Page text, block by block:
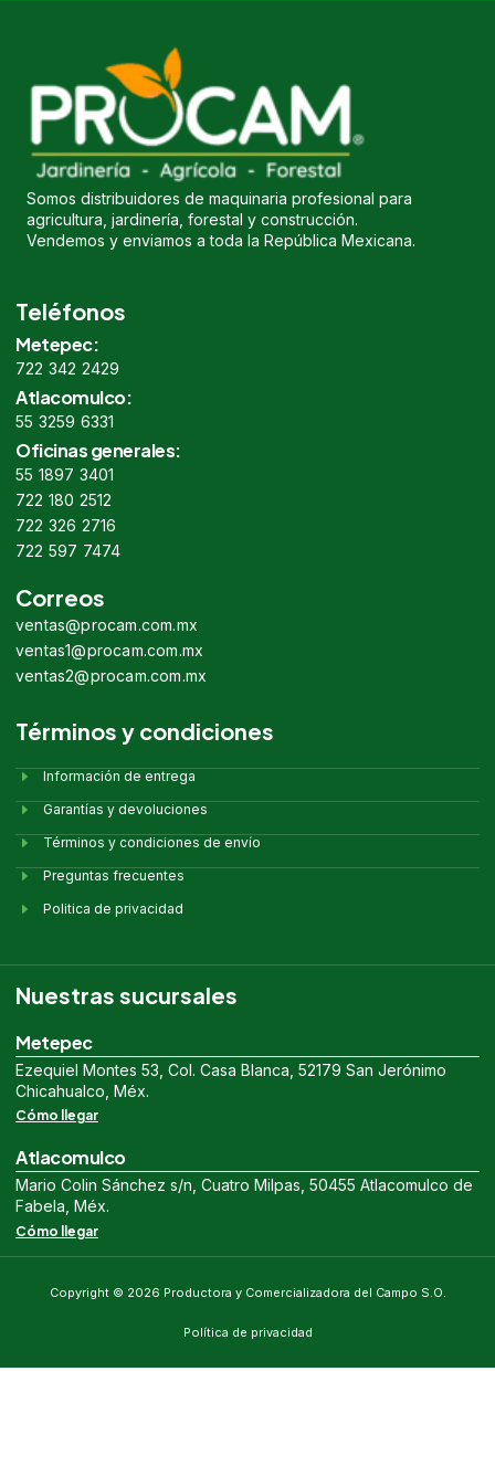
Somos distribuidores de maquinaria profesional para
agricultura, jardinería, forestal y construcción.
Vendemos y enviamos a toda la República Mexicana.
Teléfonos
Metepec:
722 342 2429
Atlacomulco:
55 3259 6331
Oficinas generales:
55 1897 3401
722 180 2512
722 326 2716
722 597 7474
Correos
ventas@procam.com.mx
ventas1@procam.com.mx
ventas2@procam.com.mx
Términos y condiciones
Información de entrega
Garantías y devoluciones
Términos y condiciones de envío
Preguntas frecuentes
Politica de privacidad
Nuestras sucursales
Metepec
Ezequiel Montes 53, Col. Casa Blanca, 52179 San Jerónimo
Chicahualco, Méx.
Cómo llegar
Atlacomulco
Mario Colin Sánchez s/n, Cuatro Milpas, 50455 Atlacomulco de
Fabela, Méx.
Cómo llegar
Copyright © 2026 Productora y Comercializadora del Campo S.O.
Política de privacidad